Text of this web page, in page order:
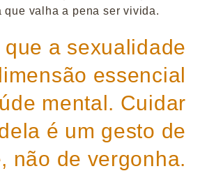
que valha a pena ser vivida.
a sexualidade
essencial
mental. Cuidar
é um gesto de
não de vergonha.